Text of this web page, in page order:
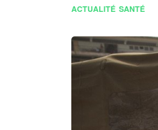
ACTUALITÉ SANTÉ